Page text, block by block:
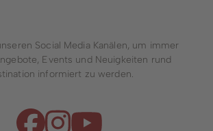
Social Media Kanälen, um immer
Events und Neuigkeiten rund
informiert zu werden.